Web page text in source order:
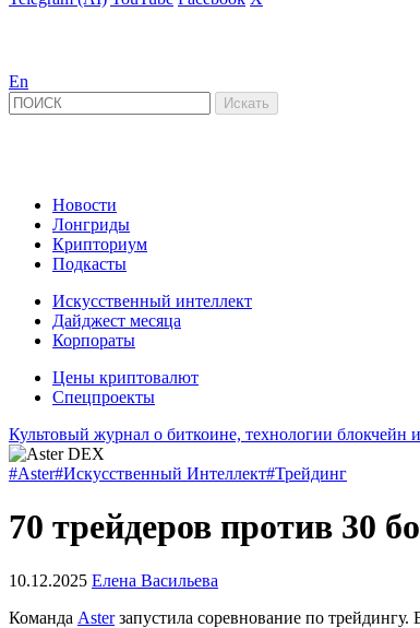
En
Новости
Лонгриды
Крипториум
Подкасты
Искусственный интеллект
Дайджест месяца
Корпораты
Цены криптовалют
Спецпроекты
Культовый журнал о биткоине, технологии блокчейн
#Aster#Искусственный Интеллект#Трейдинг
70 трейдеров против 30
10.12.2025 Елена Васильева
Команда Asterзапустила соревнование по